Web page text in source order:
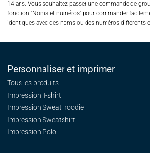
14 ans. Vous souhaitez passer une commande de
fonction "Noms et numéros" pour commander
identiques avec des noms ou des numéros différents
Personnaliser et imprimer
Tous les produits
Impression T-shirt
Impression Sweat hoodie
Impression Sweatshirt
Impression Polo